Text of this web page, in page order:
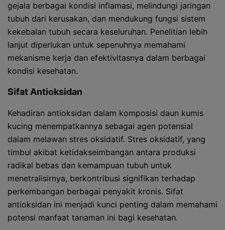
gejala berbagai kondisi inflamasi, melindungi jaringan
tubuh dari kerusakan, dan mendukung fungsi sistem
kekebalan tubuh secara keseluruhan. Penelitian lebih
lanjut diperlukan untuk sepenuhnya memahami
mekanisme kerja dan efektivitasnya dalam berbagai
kondisi kesehatan.
Sifat Antioksidan
Kehadiran antioksidan dalam komposisi daun kumis
kucing menempatkannya sebagai agen potensial
dalam melawan stres oksidatif. Stres oksidatif, yang
timbul akibat ketidakseimbangan antara produksi
radikal bebas dan kemampuan tubuh untuk
menetralisirnya, berkontribusi signifikan terhadap
perkembangan berbagai penyakit kronis. Sifat
antioksidan ini menjadi kunci penting dalam memahami
potensi manfaat tanaman ini bagi kesehatan.